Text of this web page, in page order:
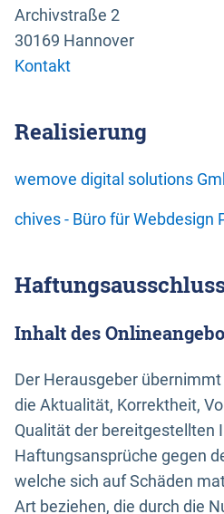
Archivstraße 2
30169 Hannover
Kontakt
Realisierung
wemove digital solutions
chives - Büro für Webdesign
Inhalt des
Der Herausgeber
die Aktualität, Korrektheit,
Qualität der bereitgestellten
Haftungsansprüche gegen
welche sich auf Schäden
Art beziehen, die durch die